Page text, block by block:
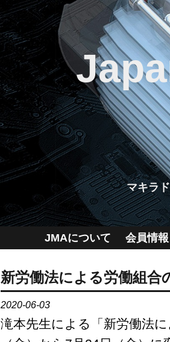
マキラ
JMAについて 会員情報
新労働法による労働組合
2020-06-03
滝本先生による「新労働法